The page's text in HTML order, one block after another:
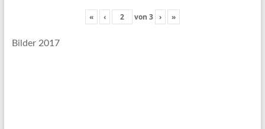
« ‹ von 3 › »
Bilder 2017